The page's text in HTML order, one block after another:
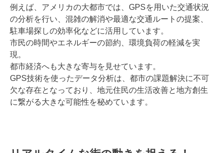
例えば、アメリカの大都市では、GPSを用いた交通状況
の分析を行い、混雑の解消や最適な交通ルートの提案、
駐車場探しの効率化などに活用しています。
市民の時間やエネルギーの節約、環境負荷の軽減を実
現。
都市経済へも大きな寄与を見せています。
GPS技術を使ったデータ分析は、都市の課題解決に不可
欠な存在となっており、地元住民の生活改善と地方創生
に繋がる大きな可能性を秘めています。